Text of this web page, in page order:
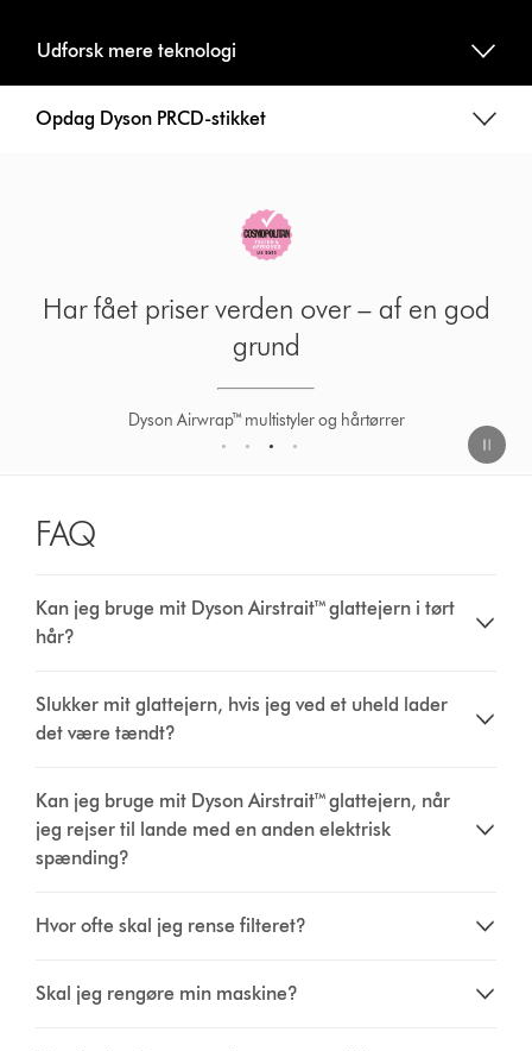
Udforsk mere teknologi
Opdag Dyson PRCD-stikket
Har fået priser verden over – af en god
grund
Dyson Airwrap™ multistyler og hårtørrer
1
2 3 4
FAQ
Kan jeg bruge mit Dyson Airstrait™ glattejern i tørt
hår?
Slukker mit glattejern, hvis jeg ved et uheld lader
det være tændt?
Kan jeg bruge mit Dyson Airstrait™ glattejern, når
jeg rejser til lande med en anden elektrisk
spænding?
Hvor ofte skal jeg rense filteret?
Skal jeg rengøre min maskine?